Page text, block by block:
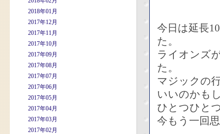
2018年01月
2017年12月
2017年11月
2017年10月
2017年09月
2017年08月
2017年07月
2017年06月
2017年05月
2017年04月
2017年03月
2017年02月
今日は延長
た。
ライオンズ
た。
マジックの
いいのかも
ひとつひと
今もう一回